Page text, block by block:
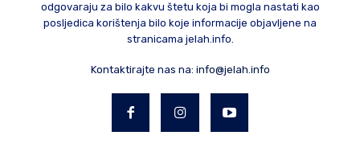
odgovaraju za bilo kakvu štetu koja bi mogla nastati kao
posljedica korištenja bilo koje informacije objavljene na
stranicama jelah.info.
Kontaktirajte nas na: info@jelah.info